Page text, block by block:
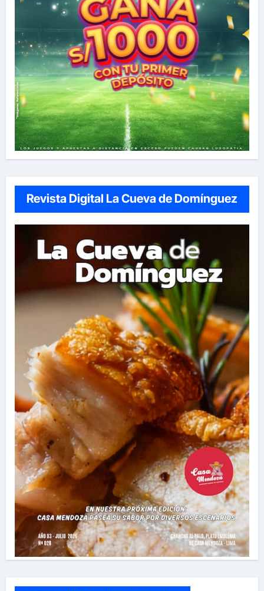
Revista Digital La Cueva de Domínguez